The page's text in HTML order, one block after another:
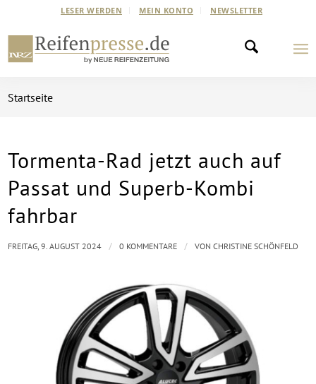
LESER WERDEN MEIN KONTO NEWSLETTER
Startseite
Tormenta-Rad jetzt auch auf
Passat und Superb-Kombi
fahrbar
FREITAG, 9. AUGUST 2024 / 0 KOMMENTARE / VONCHRISTINE SCHÖNFELD